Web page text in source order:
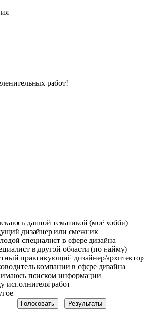
работ!
данной тематикой (моё хобби)
дизайнер или смежник
специалист в сфере дизайна
в другой области (по найму)
практикующий дизайнер/архитектор
компании в сфере дизайна
поиском информации
исполнителя работ